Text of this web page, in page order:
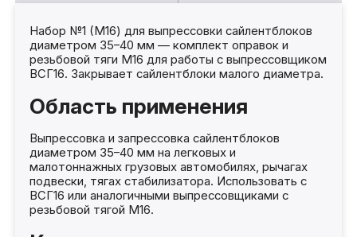
Набор №1 (М16) для выпрессовки сайлентблоков
диаметром 35–40 мм — комплект оправок и
резьбовой тяги М16 для работы с выпрессовщиком
ВСГ16. Закрывает сайлентблоки малого диаметра.
Область применения
Выпрессовка и запрессовка сайлентблоков
диаметром 35–40 мм на легковых и
малотоннажных грузовых автомобилях, рычагах
подвески, тягах стабилизатора. Использовать с
ВСГ16 или аналогичными выпрессовщиками с
резьбовой тягой М16.